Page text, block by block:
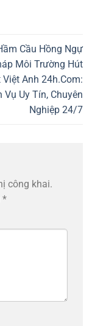
Cầu Hồng Ngự
Môi Trường Hút
Việt Anh 24h.Com:
Vụ Uy Tín, Chuyên
Nghiệp 24/7
công khai.
*